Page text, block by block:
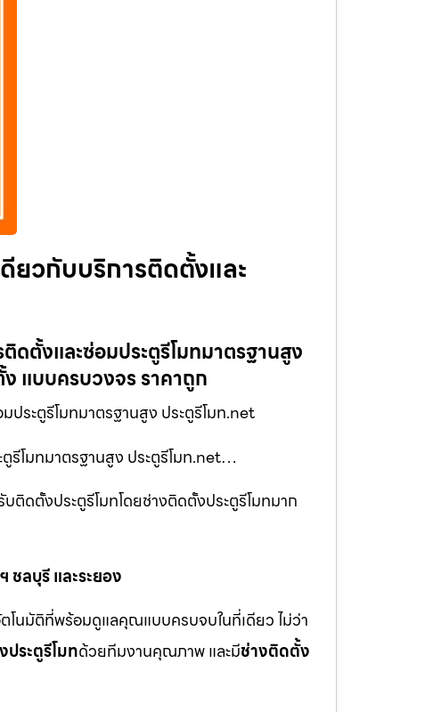
ยวกับบริการติดตั้งและ
ตั้งและซ่อมประตูรีโมทมาตรฐานสูง
แบบครบวงจร ราคาถูก
ระตูรีโมทมาตรฐานสูง ประตูรีโมท.net
รีโมทมาตรฐานสูง ประตูรีโมท.net…
ดตั้งประตูรีโมทโดยช่างติดตั้งประตูรีโมทมาก
ชลบุรี และระยอง
โนมัติที่พร้อมดูแลคุณแบบครบจบในที่เดียว ไม่ว่า
ระตูรีโมทด้วยทีมงานคุณภาพ และมีช่างติดตั้ง